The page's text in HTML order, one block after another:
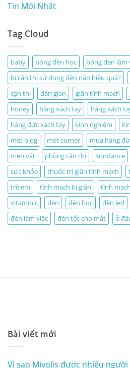
Tin Mới Nhất
Tag Cloud
baby bóng đèn học bóng đèn làm
bị cận thị sử dụng đèn nào hiệu quả?
cận thị
dân gian giãn tĩnh mạch
honey
hàng xách tay hàng xách
hàng đức xách tay
kinh nghiệm
met blog
met corner mua hàng
mẹo vặt
phòng cận thị sundance
sức khỏe
thuốc trị giãn tĩnh mạch
trẻ em
tĩnh mạch bị giãn tĩnh
vitamin c
đèn đèn học đèn led
đèn làm việc
đèn tốt cho mắt ở
Bài viết mới
Vì sao Mivolis được nhiều